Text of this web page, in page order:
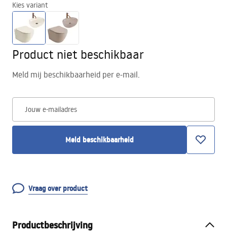
Kies variant
Product niet beschikbaar
Meld mij beschikbaarheid per e-mail.
Jouw e-mailadres
Meld beschikbaarheid
Vraag over product
Productbeschrijving